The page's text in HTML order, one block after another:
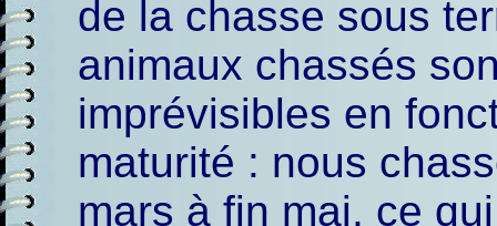
de la chasse sous
animaux chassés
imprévisibles en
maturité : nous
mars à fin mai, ce